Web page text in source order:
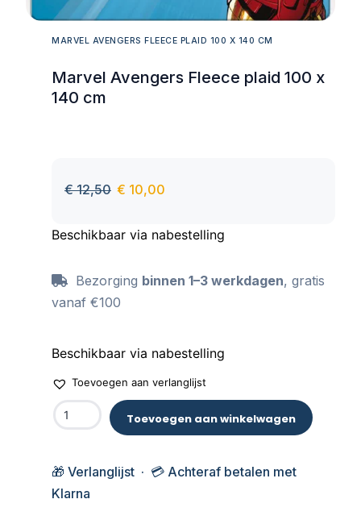
MARVEL AVENGERS FLEECE PLAID 100 X 140 CM
Marvel Avengers Fleece plaid 100 x
140 cm
€12,50 € 10,00
Beschikbaar via nabestelling
Bezorging binnen 1–3 werkdagen, gratis
vanaf €100
Beschikbaar via nabestelling
Toevoegen aan verlanglijst
Toevoegen aan winkelwagen
🎁 Verlanglijst · 💳 Achteraf betalen met
Klarna